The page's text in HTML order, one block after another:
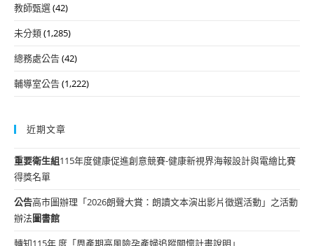
教師甄選(42)
未分類(1,285)
總務處公告(42)
輔導室公告(1,222)
近期文章
重要衛生組115年度健康促進創意競賽-健康新視界海報設計與電繪比賽
得獎名單
公告高市圖辦理「2026朗聲大賞：朗讀文本演出影片徵選活動」之活動
辦法圖書館
轉知115年 度「周產期高風險孕產婦追蹤關懷計畫說明」